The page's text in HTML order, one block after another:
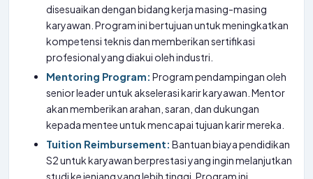
disesuaikan dengan bidang kerja masing-masing
karyawan. Program ini bertujuan untuk meningkatkan
kompetensi teknis dan memberikan sertifikasi
profesional yang diakui oleh industri.
Mentoring Program: Program pendampingan oleh
senior leader untuk akselerasi karir karyawan. Mentor
akan memberikan arahan, saran, dan dukungan
kepada mentee untuk mencapai tujuan karir mereka.
Tuition Reimbursement: Bantuan biaya pendidikan
S2 untuk karyawan berprestasi yang ingin melanjutkan
studi ke jenjang yang lebih tinggi. Program ini